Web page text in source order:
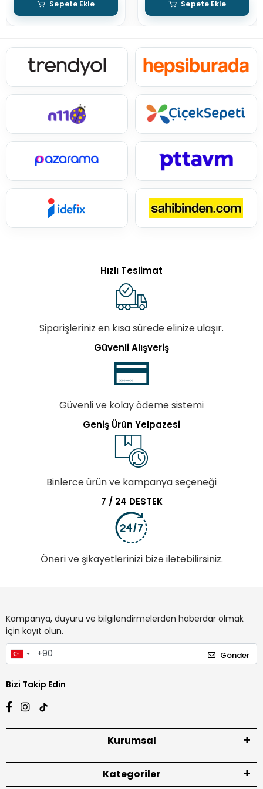
Sepete Ekle Sepete Ekle
Hızlı Teslimat
Siparişleriniz en kısa sürede elinize ulaşır.
Güvenli Alışveriş
Güvenli ve kolay ödeme sistemi
Geniş Ürün Yelpazesi
Binlerce ürün ve kampanya seçeneği
7 / 24 DESTEK
Öneri ve şikayetlerinizi bize iletebilirsiniz.
Kampanya, duyuru ve bilgilendirmelerden haberdar olmak
için kayıt olun.
Gönder
Bizi Takip Edin
Kurumsal
Kategoriler